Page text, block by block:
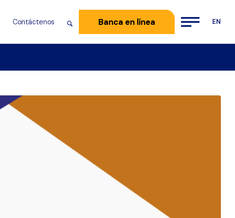
Contáctenos Banca en línea